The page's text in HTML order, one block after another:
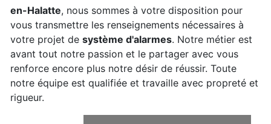
en-Halatte, nous sommes à votre disposition pour
vous transmettre les renseignements nécessaires à
votre projet de système d'alarmes. Notre métier est
avant tout notre passion et le partager avec vous
renforce encore plus notre désir de réussir. Toute
notre équipe est qualifiée et travaille avec propreté et
rigueur.